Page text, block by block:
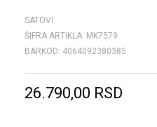
SATOVI
ŠIFRA ARTIKLA: MK7579
BARKOD: 4064092380385
26.790,00 RSD